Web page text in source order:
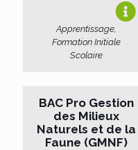
Apprentissage,
Formation Initiale
Scolaire
BAC Pro Gestion
des Milieux
Naturels et de la
Faune (GMNF)